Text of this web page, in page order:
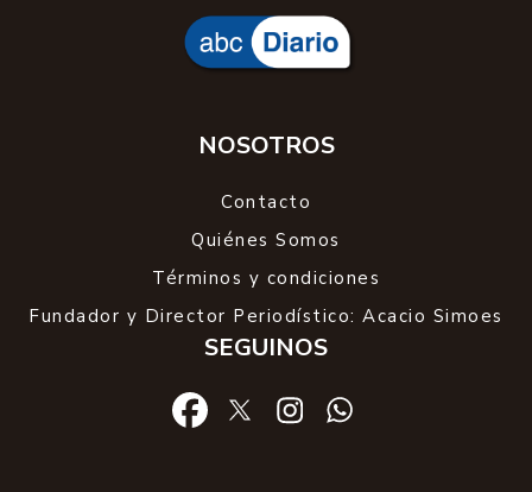
NOSOTROS
Contacto
Quiénes Somos
Términos y condiciones
Fundador y Director Periodístico: Acacio Simoes
SEGUINOS